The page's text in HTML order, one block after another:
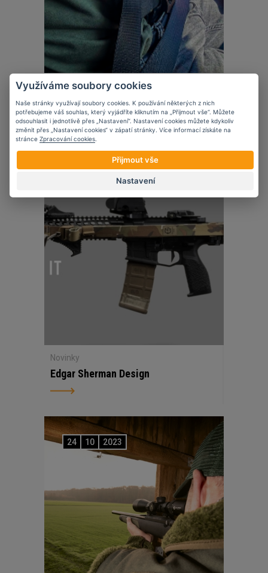
Novinky
5 věcí, které zvážit při nošení krátké
zbraně ve vozidle
2023
Novinky
Edgar Sherman Design
24 10 2023
Využíváme soubory cookies
Naše stránky využívají soubory cookies. K používání některých z nich
potřebujeme váš souhlas, který vyjádříte kliknutím na „Přijmout vše“. Můžete
odsouhlasit i jednotlivě přes „Nastavení“. Nastavení cookies můžete kdykoliv
změnit přes „Nastavení cookies“ v zápatí stránky. Více informací získáte na
stránce Zpracování cookies
Přijmout vše
Nastavení